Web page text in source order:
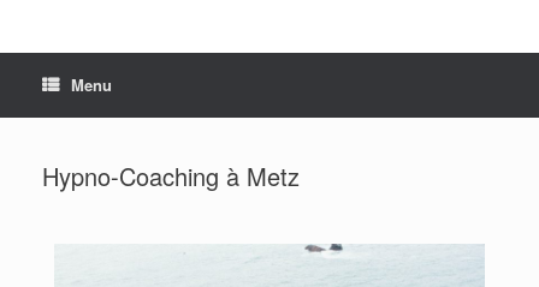
Menu
Hypno-Coaching à Metz